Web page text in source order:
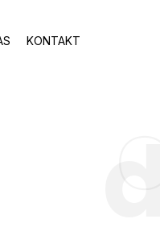
KONTAKT